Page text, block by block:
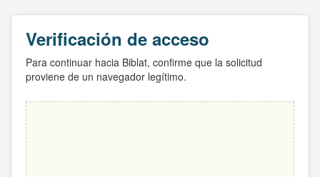
Verificación de acceso
Para continuar hacia Biblat, confirme que la solicitud
proviene de un navegador legítimo.